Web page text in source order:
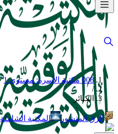
008 مكتبة الأسرة: مستوى 1
/
الكبائر
الرق المنشور المكتبة الشاملة